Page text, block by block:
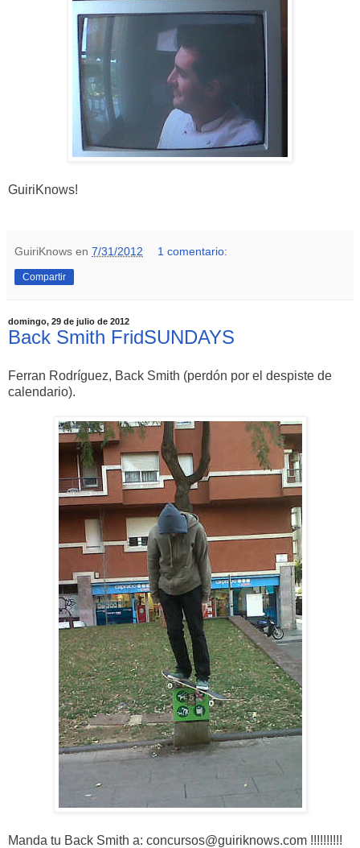
GuiriKnows!
GuiriKnows en 7/31/2012 1 comentario:
Compartir
domingo, 29 de julio de 2012
Back Smith FridSUNDAYS
Ferran Rodríguez, Back Smith (perdón por el despiste de
calendario).
Manda tu Back Smith a: concursos@guiriknows.com !!!!!!!!!!